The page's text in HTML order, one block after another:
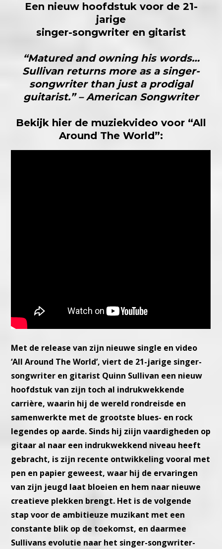
Een nieuw hoofdstuk voor de 21-
jarige
singer-songwriter en gitarist
“Matured and owning his words…
Sullivan returns more as a singer-
songwriter than just a prodigal
guitarist.” –American Songwriter
Bekijk hier de muziekvideo voor “All
Around The World”:
Met de release van zijn nieuwe single en video
‘All Around The World’, viert de 21-jarige singer-
songwriter en gitarist Quinn Sullivan een nieuw
hoofdstuk van zijn toch al indrukwekkende
carrière, waarin hij de wereld rondreisde en
samenwerkte met de grootste blues- en rock
legendes op aarde. Sinds hij ziijn vaardigheden op
gitaar al naar een indrukwekkend niveau heeft
gebracht, is zijn recente ontwikkeling vooral met
pen en papier geweest, waar hij de ervaringen
van zijn jeugd laat bloeien en hem naar nieuwe
creatieve plekken brengt. Het is de volgende
stap voor de ambitieuze muzikant met een
constante blik op de toekomst, en daarmee
Sullivans evolutie naar het singer-songwriter-